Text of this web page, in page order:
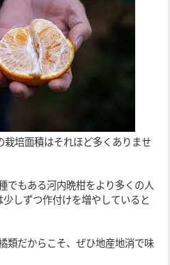
培面積はそれほど多くありませ
でもある河内晩柑をより多くの人
しずつ作付けを増やしていると
類だからこそ、ぜひ地産地消で味